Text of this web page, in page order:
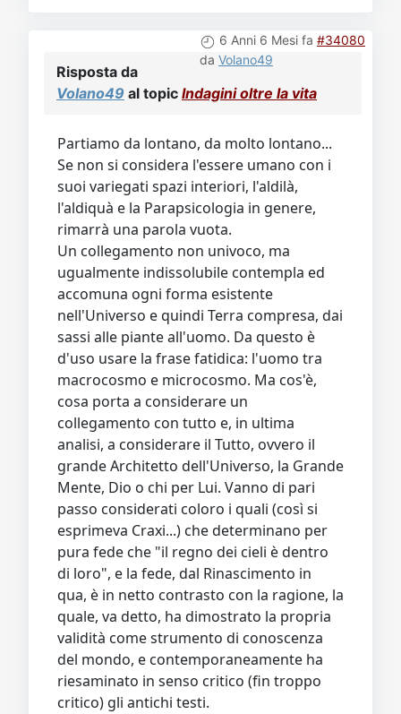
6 Anni 6 Mesi fa #34080
da Volano49
Risposta da
Volano49 al topic Indagini oltre la vita
Partiamo da lontano, da molto lontano...
Se non si considera l'essere umano con i
suoi variegati spazi interiori, l'aldilà,
l'aldiquà e la Parapsicologia in genere,
rimarrà una parola vuota.
Un collegamento non univoco, ma
ugualmente indissolubile contempla ed
accomuna ogni forma esistente
nell'Universo e quindi Terra compresa, dai
sassi alle piante all'uomo. Da questo è
d'uso usare la frase fatidica: l'uomo tra
macrocosmo e microcosmo. Ma cos'è,
cosa porta a considerare un
collegamento con tutto e, in ultima
analisi, a considerare il Tutto, ovvero il
grande Architetto dell'Universo, la Grande
Mente, Dio o chi per Lui. Vanno di pari
passo considerati coloro i quali (così si
esprimeva Craxi...) che determinano per
pura fede che "il regno dei cieli è dentro
di loro", e la fede, dal Rinascimento in
qua, è in netto contrasto con la ragione, la
quale, va detto, ha dimostrato la propria
validità come strumento di conoscenza
del mondo, e contemporaneamente ha
riesaminato in senso critico (fin troppo
critico) gli antichi testi.